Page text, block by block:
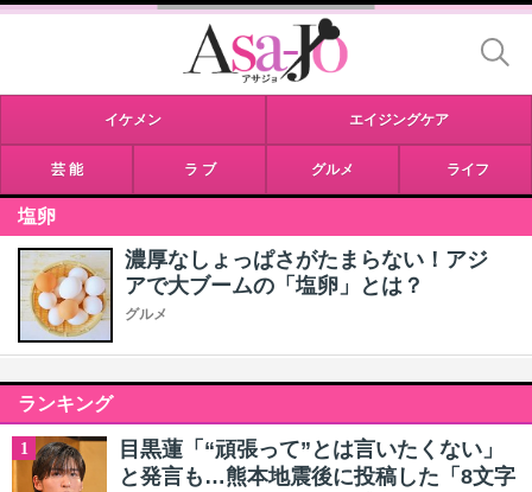
イケメン エイジングケア
芸 能 ラ ブ グルメ ライフ
塩卵
濃厚なしょっぱさがたまらない！アジ
アで大ブームの「塩卵」とは？
グルメ
ランキング
1
目黒蓮「“頑張って”とは言いたくない」
と発言も…熊本地震後に投稿した「8文字